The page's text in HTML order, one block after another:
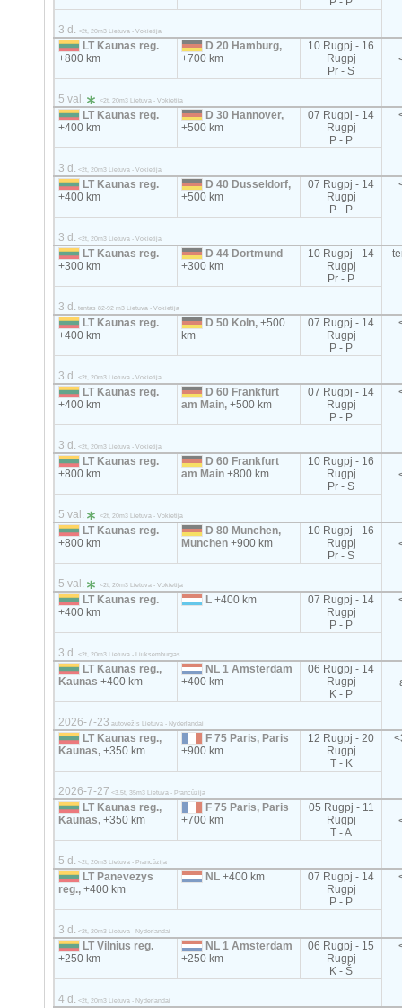
3 d. <2t, 20m3 Lietuva - Vokietija
LT Kaunas reg.
+800 km
D 20 Hamburg,
+700 km
10 Rugpj - 16
Rugpj
Pr - S
5 val. <2t, 20m3 Lietuva - Vokietija
LT Kaunas reg.
+400 km
D 30 Hannover,
+500 km
07 Rugpj - 14
Rugpj
P - P
3 d. <2t, 20m3 Lietuva - Vokietija
LT Kaunas reg.
+400 km
D 40 Dusseldorf,
+500 km
07 Rugpj - 14
Rugpj
P - P
3 d. <2t, 20m3 Lietuva - Vokietija
LT Kaunas reg.
+300 km
D 44 Dortmund
+300 km
10 Rugpj - 14
Rugpj
Pr - P
3 d. tentas 82-92 m3 Lietuva - Vokietija
LT Kaunas reg.
+400 km
D 50 Koln,+500
km
07 Rugpj - 14
Rugpj
P - P
3 d. <2t, 20m3 Lietuva - Vokietija
LT Kaunas reg.
+400 km
D 60 Frankfurt
am Main,+500 km
07 Rugpj - 14
Rugpj
P - P
3 d. <2t, 20m3 Lietuva - Vokietija
LT Kaunas reg.
+800 km
D 60 Frankfurt
am Main+800 km
10 Rugpj - 16
Rugpj
Pr - S
5 val. <2t, 20m3 Lietuva - Vokietija
LT Kaunas reg.
+800 km
D 80 Munchen,
Munchen+900 km
10 Rugpj - 16
Rugpj
Pr - S
5 val. <2t, 20m3 Lietuva - Vokietija
LT Kaunas reg.
+400 km
L+400 km
07 Rugpj - 14
Rugpj
P - P
3 d. <2t, 20m3 Lietuva - Liuksemburgas
LT Kaunas reg.,
Kaunas+400 km
NL 1 Amsterdam
+400 km
06 Rugpj - 14
Rugpj
K - P
2026-7-23 autovežis Lietuva - Nyderlandai
LT Kaunas reg.,
Kaunas,+350 km
F 75 Paris, Paris
+900 km
12 Rugpj - 20
Rugpj
T - K
2026-7-27 <3.5t, 35m3 Lietuva - Prancūzija
LT Kaunas reg.,
Kaunas,+350 km
F 75 Paris, Paris
+700 km
05 Rugpj - 11
Rugpj
T - A
5 d. <2t, 20m3 Lietuva - Prancūzija
LT Panevezys
reg.,+400 km
NL+400 km
07 Rugpj - 14
Rugpj
P - P
3 d. <2t, 20m3 Lietuva - Nyderlandai
LT Vilnius reg.
+250 km
NL 1 Amsterdam
+250 km
06 Rugpj - 15
Rugpj
K - Š
4 d. <2t, 20m3 Lietuva - Nyderlandai